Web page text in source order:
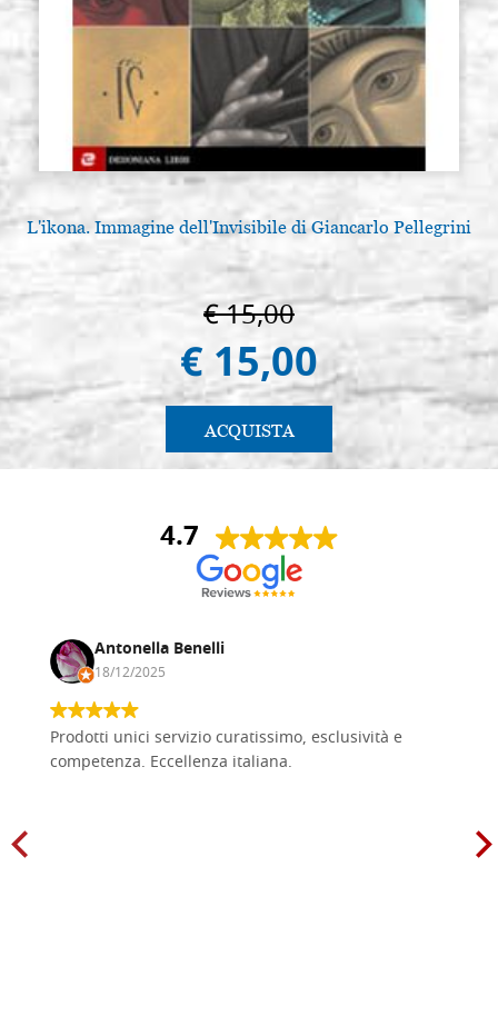
L'ikona. Immagine dell'Invisibile di Giancarlo Pellegrini
€ 15,00
€ 15,00
ACQUISTA
4.7
Antonella Benelli
18/12/2025
Prodotti unici servizio curatissimo, esclusività e
competenza. Eccellenza italiana.